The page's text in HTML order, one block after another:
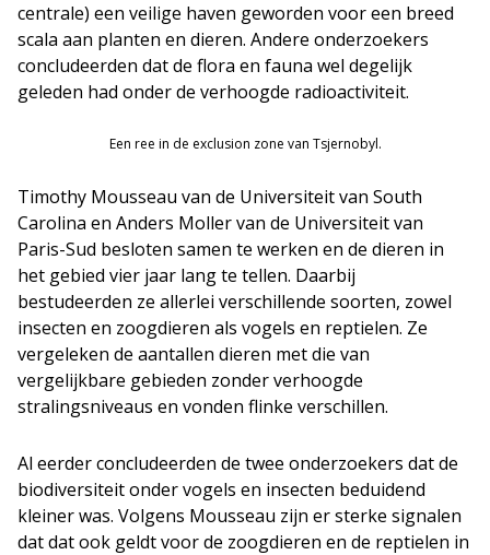
centrale) een veilige haven geworden voor een breed
scala aan planten en dieren. Andere onderzoekers
concludeerden dat de flora en fauna wel degelijk
geleden had onder de verhoogde radioactiviteit.
Een ree in de exclusion zone van Tsjernobyl.
Timothy Mousseau van de Universiteit van South
Carolina en Anders Moller van de Universiteit van
Paris-Sud besloten samen te werken en de dieren in
het gebied vier jaar lang te tellen. Daarbij
bestudeerden ze allerlei verschillende soorten, zowel
insecten en zoogdieren als vogels en reptielen. Ze
vergeleken de aantallen dieren met die van
vergelijkbare gebieden zonder verhoogde
stralingsniveaus en vonden flinke verschillen.
Al eerder concludeerden de twee onderzoekers dat de
biodiversiteit onder vogels en insecten beduidend
kleiner was. Volgens Mousseau zijn er sterke signalen
dat dat ook geldt voor de zoogdieren en de reptielen in